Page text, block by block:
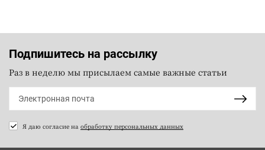
Подпишитесь на рассылку
Раз в неделю мы присылаем самые важные статьи
Я даю согласие на обработку персональных данных